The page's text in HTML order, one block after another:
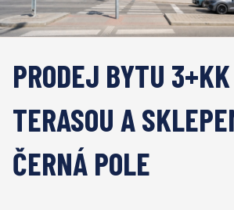
PRODEJ BYTU
TERASOU A
ČERNÁ POLE